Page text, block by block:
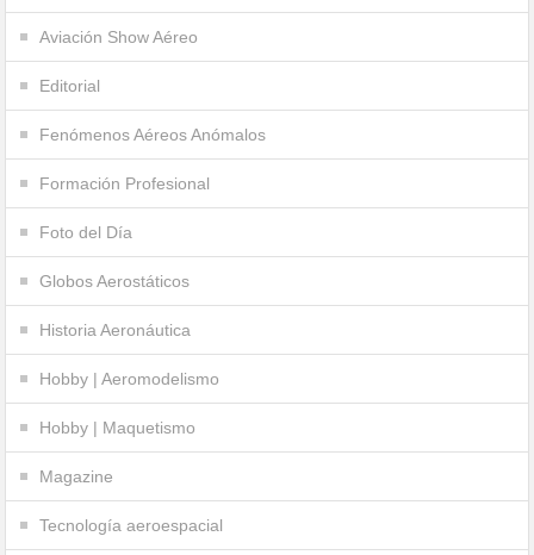
Aviación Show Aéreo
Editorial
Fenómenos Aéreos Anómalos
Formación Profesional
Foto del Día
Globos Aerostáticos
Historia Aeronáutica
Hobby | Aeromodelismo
Hobby | Maquetismo
Magazine
Tecnología aeroespacial